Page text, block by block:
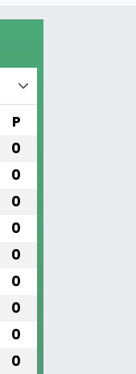
P
0
0
0
0
0
0
0
0
0